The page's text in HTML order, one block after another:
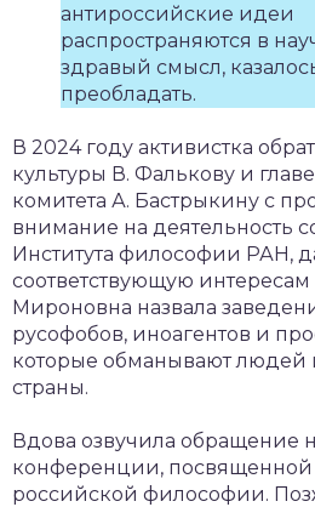
антироссийские идеи
распространяются в
здравый смысл,
преобладать.
В 2024 году активистка
культуры В. Фалькову и
комитета А. Бастрыкину с
внимание на деятельность
Института философии РАН,
соответствующую
Мироновна назвала
русофобов, иноагентов и
которые обманывают людей
страны.
Вдова озвучила обращение
конференции, посвященной
российской философии.